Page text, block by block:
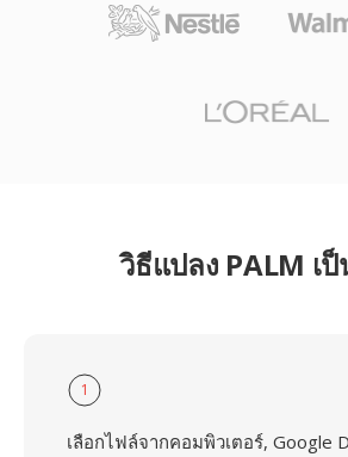
วิธีแปลง PALM เป็
1
เลือกไฟล์จากคอมพิวเตอร์, Google